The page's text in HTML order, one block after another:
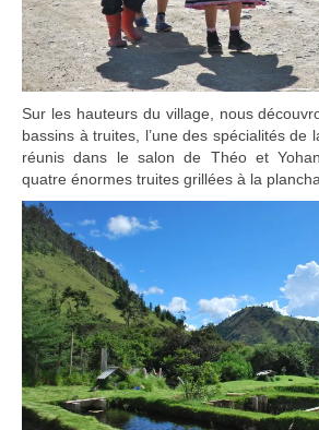
Sur les hauteurs du village, nous
bassins à truites, l’une des spécialités de
réunis dans le salon de Théo et
quatre énormes truites grillées à la plancha